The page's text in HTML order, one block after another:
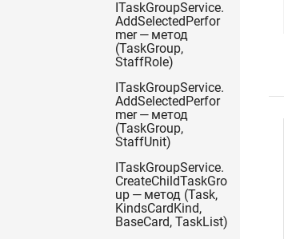
ITaskGroupService.
AddSelectedPerfor
mer — метод
(TaskGroup,
StaffRole)
ITaskGroupService.
AddSelectedPerfor
mer — метод
(TaskGroup,
StaffUnit)
ITaskGroupService.
CreateChildTaskGro
up — метод (Task,
KindsCardKind,
BaseCard, TaskList)